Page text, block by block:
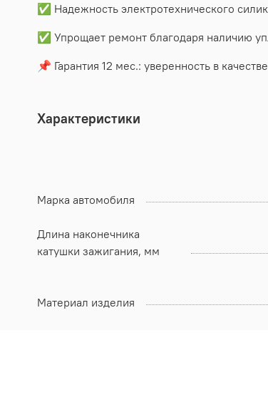
✅ Надежность электротехнического
✅ Упрощает ремонт благодаря наличию
📌 Гарантия 12 мес.: уверенность в
Характеристики
Марка автомобиля
Длина наконечника
катушки зажигания, мм
Материал изделия